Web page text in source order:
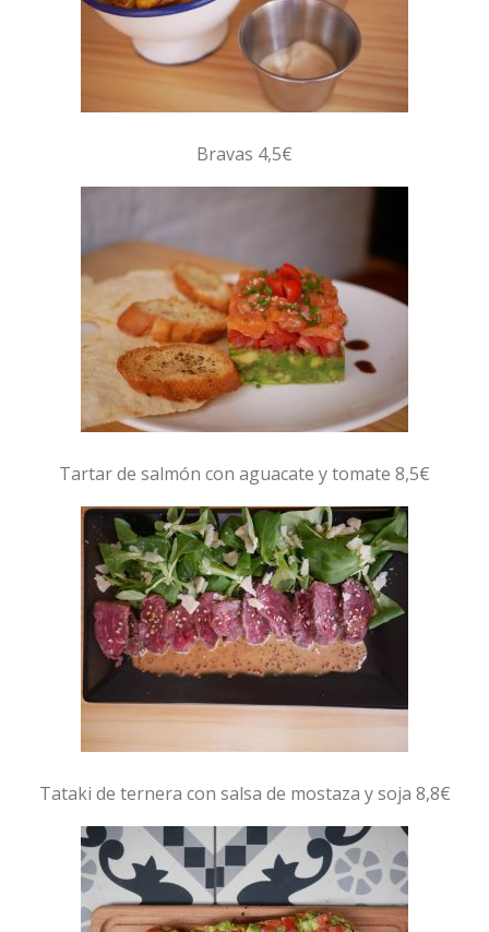
Bravas 4,5€
Tartar de salmón con aguacate y tomate 8,5€
Tataki de ternera con salsa de mostaza y soja 8,8€